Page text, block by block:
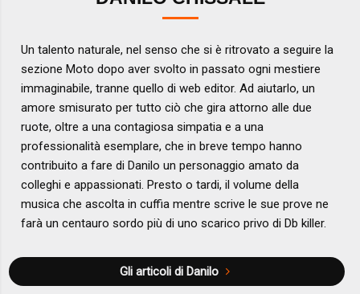
Un talento naturale, nel senso che si è ritrovato a seguire la
sezione Moto dopo aver svolto in passato ogni mestiere
immaginabile, tranne quello di web editor. Ad aiutarlo, un
amore smisurato per tutto ciò che gira attorno alle due
ruote, oltre a una contagiosa simpatia e a una
professionalità esemplare, che in breve tempo hanno
contribuito a fare di Danilo un personaggio amato da
colleghi e appassionati. Presto o tardi, il volume della
musica che ascolta in cuffia mentre scrive le sue prove ne
farà un centauro sordo più di uno scarico privo di Db killer.
Gli articoli di Danilo